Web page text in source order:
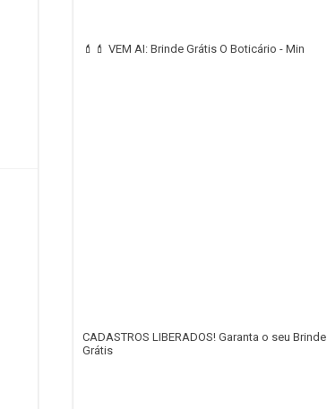
💄💄 VEM AI: Brinde Grátis O Boticário - Min
CADASTROS LIBERADOS! Garanta o seu Brinde
Grátis